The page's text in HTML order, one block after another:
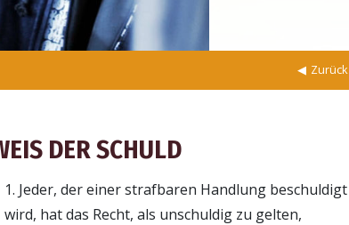
Zurück
DER SCHULD
1. Jeder, der einer strafbaren Handlung beschuldigt
wird, hat das Recht, als unschuldig zu gelten,